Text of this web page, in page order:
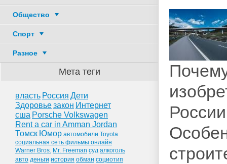
Общество
Спорт
Разное
Мета теги
власть Россия Дети
Здоровьезакон Интернет
сша Porsche Volkswagen
Rent a car in Amman Jordan
Томск Юмор автомобили Toyota
социальная сеть фильмы онлайн
Warner Bros. Mr. Freeman суд алкоголь
авто деньги история обман социотип